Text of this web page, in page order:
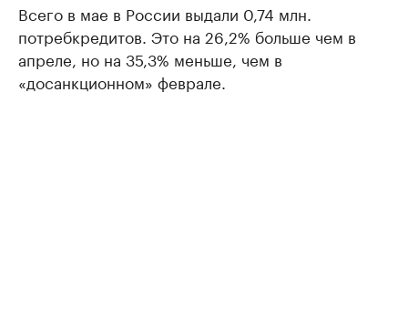
Всего в мае в России выдали 0,74 млн.
потребкредитов. Это на 26,2% больше чем в
апреле, но на 35,3% меньше, чем в
«досанкционном» феврале.